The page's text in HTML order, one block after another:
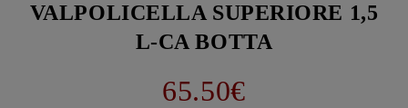
VALPOLICELLA SUPERIORE 1,5
L-CA BOTTA
65.50€